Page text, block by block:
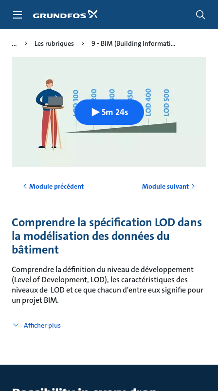
Les rubriques 9 - BIM (Building Informati...
5m 24s
Module précédent Module suivant
Comprendre la spécification LOD dans
la modélisation des données du
bâtiment
Comprendre la définition du niveau de développement
(Level of Development, LOD), les caractéristiques des
niveaux de LOD et ce que chacun d'entre eux signifie pour
un projet BIM.
Afficher plus